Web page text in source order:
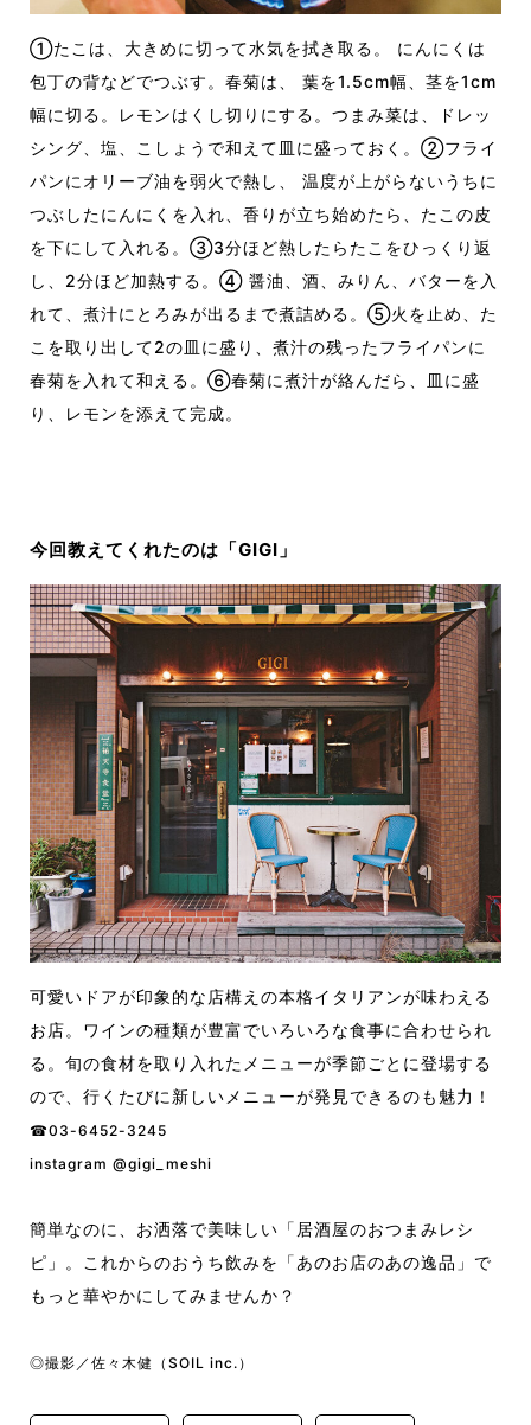
①たこは、大きめに切って水気を拭き取る。 にんにくは
包丁の背などでつぶす。春菊は、 葉を1.5cm幅、茎を1cm
幅に切る。レモンはくし切りにする。つまみ菜は、ドレッ
シング、塩、こしょうで和えて皿に盛っておく。②フライ
パンにオリーブ油を弱火で熱し、 温度が上がらないうちに
つぶしたにんにくを入れ、香りが立ち始めたら、たこの皮
を下にして入れる。③3分ほど熱したらたこをひっくり返
し、2分ほど加熱する。④ 醤油、酒、みりん、バターを入
れて、煮汁にとろみが出るまで煮詰める。⑤火を止め、た
こを取り出して2の皿に盛り、煮汁の残ったフライパンに
春菊を入れて和える。⑥春菊に煮汁が絡んだら、皿に盛
り、レモンを添えて完成。
今回教えてくれたのは「GIGI」
可愛いドアが印象的な店構えの本格イタリアンが味わえる
お店。ワインの種類が豊富でいろいろな食事に合わせられ
る。旬の食材を取り入れたメニューが季節ごとに登場する
ので、行くたびに新しいメニューが発見できるのも魅力！
☎︎03-6452-3245
instagram @gigi_meshi
簡単なのに、お洒落で美味しい「居酒屋のおつまみレシ
ピ」。これからのおうち飲みを「あのお店のあの逸品」で
もっと華やかにしてみませんか？
◎撮影／佐々木健（SOIL inc.）